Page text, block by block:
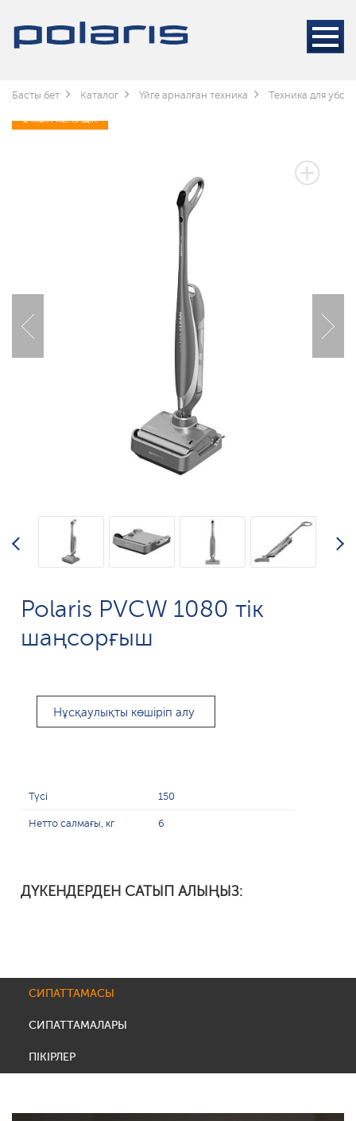
Басты бет Каталог Үйге арналған техника Техника для
2 ЖЫЛ КЕПІЛДІК
Polaris PVCW 1080 тік
шаңсорғыш
Нұсқаулықты көшіріп алу
Түсі 150
Нетто салмағы, кг 6
ДҮКЕНДЕРДЕН САТЫП АЛЫҢЫЗ:
СИПАТТАМАСЫ
СИПАТТАМАЛАРЫ
ПІКІРЛЕР